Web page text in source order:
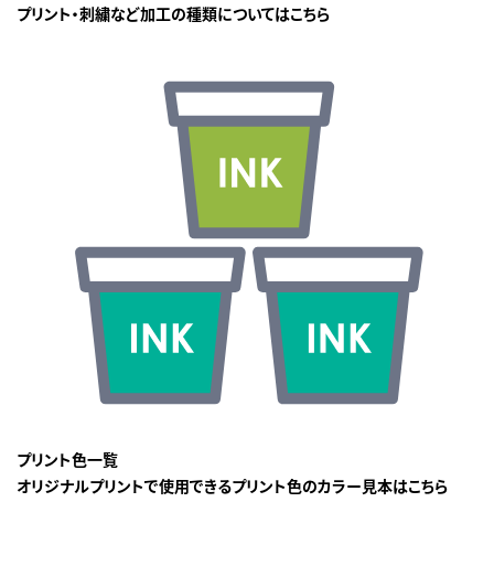
プリント・刺繍など加工の種類についてはこちら
プリント色一覧
オリジナルプリントで使用できるプリント色のカラー見本はこちら